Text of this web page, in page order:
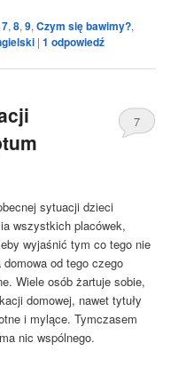
7,8,9,Czym się bawimy?,
|1 odpowiedź
7
sytuacji dzieci
wszystkich placówek,
wyjaśnić tym co tego nie
od tego czego
Wiele osób żartuje sobie,
domowej, nawet tytuły
i mylące. Tymczasem
nic wspólnego.